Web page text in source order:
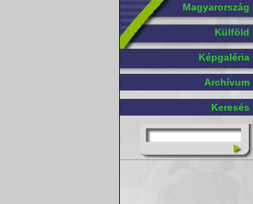
Magyarország
Külföld
Képgaléria
Archívum
Keresés